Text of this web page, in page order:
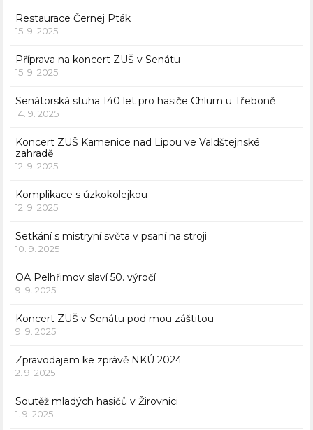
Restaurace Černej Pták
15. 9. 2025
Příprava na koncert ZUŠ v Senátu
15. 9. 2025
Senátorská stuha 140 let pro hasiče Chlum u Třeboně
14. 9. 2025
Koncert ZUŠ Kamenice nad Lipou ve Valdštejnské
zahradě
12. 9. 2025
Komplikace s úzkokolejkou
12. 9. 2025
Setkání s mistryní světa v psaní na stroji
10. 9. 2025
OA Pelhřimov slaví 50. výročí
9. 9. 2025
Koncert ZUŠ v Senátu pod mou záštitou
9. 9. 2025
Zpravodajem ke zprávě NKÚ 2024
2. 9. 2025
Soutěž mladých hasičů v Žirovnici
1. 9. 2025